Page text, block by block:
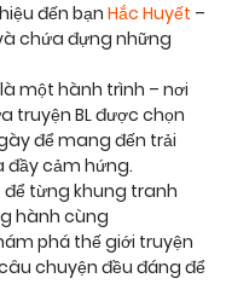
đến bạn Hắc Huyết –
chứa đựng những
một hành trình – nơi
truyện BL được chọn
để mang đến trải
cảm hứng.
để từng khung tranh
hành cùng
phá thế giới truyện
chuyện đều đáng để